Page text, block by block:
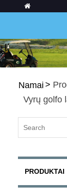
Namai >
Vyrų golfo
PRODUKTAI